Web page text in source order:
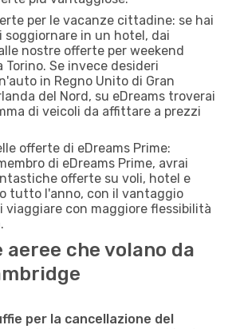
per le vacanze cittadine: se hai
soggiornare in un hotel, dai
nostre offerte per weekend
Se invece desideri
in Regno Unito di Gran
del Nord, su eDreams troverai
di veicoli da affittare a prezzi
offerte di eDreams Prime:
di eDreams Prime, avrai
offerte su voli, hotel e
tutto l'anno, con il vantaggio
viaggiare con maggiore flessibilità
aeree che volano da
per la cancellazione del